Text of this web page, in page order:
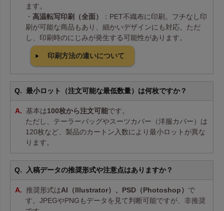
ます。
・ 高温転写印刷（全面）
：PET不織布に印刷。フチなし印
刷が可能な商品もあり、細かいデザインにも対応。ただ
し、印刷時のにじみが発生する可能性があります。
印刷方法の違いについて
最小ロット（注文可能な最低数量）は何枚ですか？
基本は100枚から注文可能です。
ただし、テーラーバッグやスーツカバー（洋服カバー）は
120枚など、製品のカートン入数により最小ロットが異な
ります。
入稿データの推奨形式や注意点はありますか？
推奨形式はAI（Illustrator）、PSD（Photoshop） で
す。JPEGやPNGもデータを見て判断可能ですが、非推奨